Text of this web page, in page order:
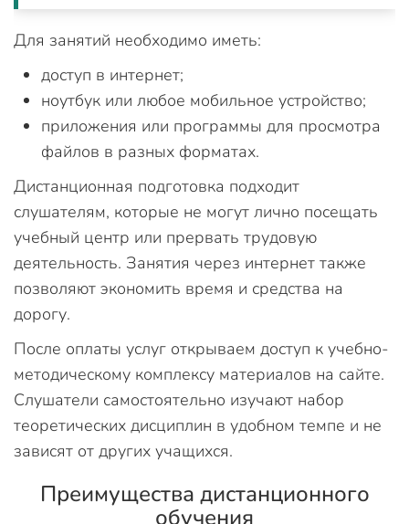
Для занятий необходимо иметь:
доступ в интернет;
ноутбук или любое мобильное устройство;
приложения или программы для просмотра
файлов в разных форматах.
Дистанционная подготовка подходит
слушателям, которые не могут лично посещать
учебный центр или прервать трудовую
деятельность. Занятия через интернет также
позволяют экономить время и средства на
дорогу.
После оплаты услуг открываем доступ к учебно-
методическому комплексу материалов на сайте.
Слушатели самостоятельно изучают набор
теоретических дисциплин в удобном темпе и не
зависят от других учащихся.
Преимущества дистанционного
обучения